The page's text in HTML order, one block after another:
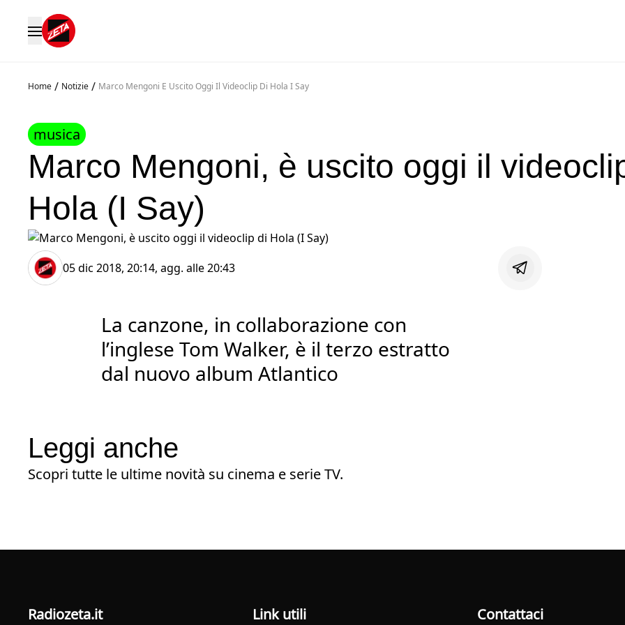
Home / Notizie / Marco Mengoni E Uscito Oggi Il Videoclip Di Hola I Say
musica
Marco Mengoni, è uscito oggi il
Hola (I Say)
05 dic 2018, 20:14, agg. alle20:43
La canzone, in collaborazione con
l’inglese Tom Walker, è il terzo estratto
dal nuovo album Atlantico
Leggi anche
Scopri tutte le ultime novità su cinema e serie TV.
radiozeta.it Link utili Contattaci